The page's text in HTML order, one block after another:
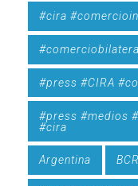
#cira
#press #CIRA
#press #medios
#cira
Argentina